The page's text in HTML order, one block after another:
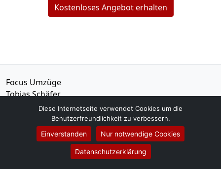
Kostenloses Angebot erhalten
Focus Umzüge
Tobias Schäfer
Loickstraße 7
Mittenwalde
01579-2621470
info@focus-umzuege.de
Diese Internetseite verwendet Cookies um die
Benutzerfreundlichkeit zu verbessern.
Einverstanden Nur notwendige Cookies
Datenschutzerklärung